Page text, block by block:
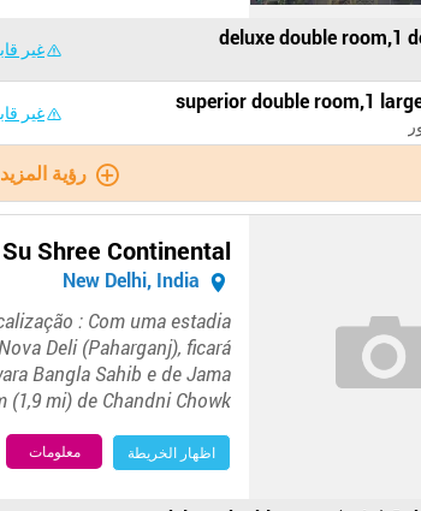
deluxe double room,1 غير
superior double room,1 غير
رؤية
Su Shree Continental
: Com uma estadia
Deli (Paharganj), ficará
Bangla Sahib e de Jama
mi) de Chandni Chowk…
اظهار الخريطة معلومات